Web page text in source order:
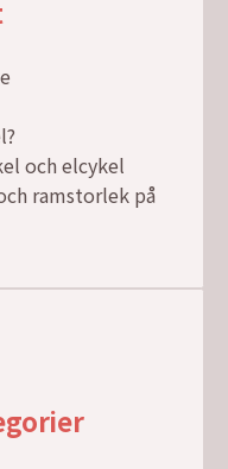
och elcykel
ramstorlek på